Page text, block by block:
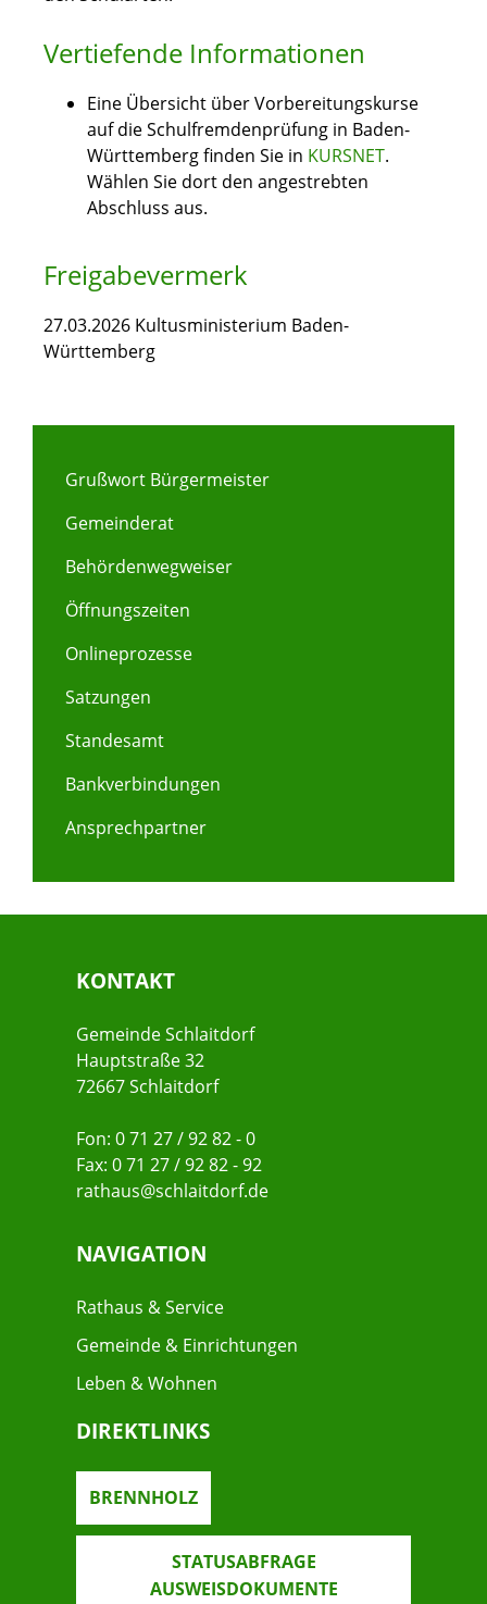
Vertiefende Informationen
Eine Übersicht über Vorbereitungskurse
auf die Schulfremdenprüfung in Baden-
Württemberg finden Sie in KURSNET.
Wählen Sie dort den angestrebten
Abschluss aus.
Freigabevermerk
27.03.2026 Kultusministerium Baden-
Württemberg
Grußwort Bürgermeister
Gemeinderat
Behördenwegweiser
Öffnungszeiten
Onlineprozesse
Satzungen
Standesamt
Bankverbindungen
Ansprechpartner
KONTAKT
Gemeinde Schlaitdorf
Hauptstraße 32
72667 Schlaitdorf
Fon: 0 71 27 / 92 82 - 0
Fax: 0 71 27 / 92 82 - 92
rathaus@schlaitdorf.de
NAVIGATION
Rathaus & Service
Gemeinde & Einrichtungen
Leben & Wohnen
DIREKTLINKS
BRENNHOLZ
STATUSABFRAGE
AUSWEISDOKUMENTE